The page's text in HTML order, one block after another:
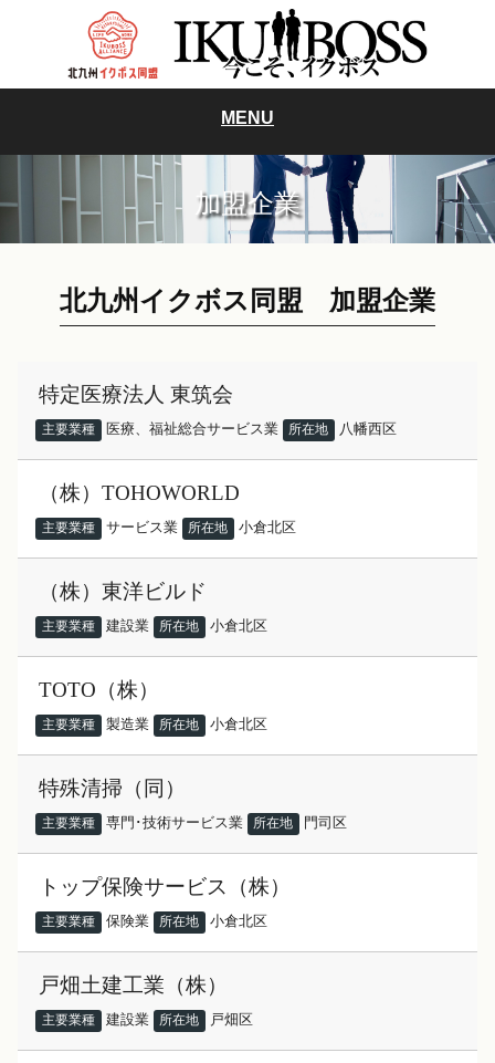
MENU
加盟企業
北九州イクボス同盟 加盟企業
特定医療法人 東筑会
主要業種 医療、福祉総合サービス業 所在地 八幡西区
（株）TOHOWORLD
主要業種 サービス業 所在地 小倉北区
（株）東洋ビルド
主要業種 建設業 所在地 小倉北区
TOTO（株）
主要業種 製造業 所在地 小倉北区
特殊清掃（同）
主要業種 専門･技術サービス業 所在地 門司区
トップ保険サービス（株）
主要業種 保険業 所在地 小倉北区
戸畑土建工業（株）
主要業種 建設業 所在地 戸畑区